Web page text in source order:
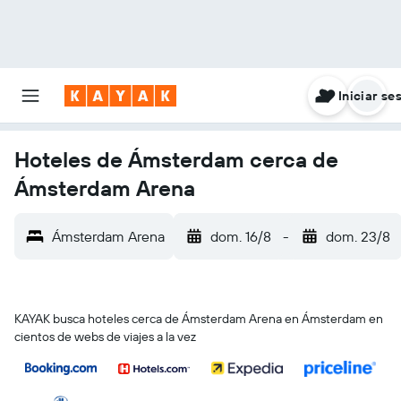
Iniciar
Hoteles de Ámsterdam cerca de
Ámsterdam Arena
Ámsterdam Arena dom. 16/8 - dom. 23/8
KAYAK busca hoteles cerca de Ámsterdam Arena en Ámsterdam en
cientos de webs de viajes a la vez